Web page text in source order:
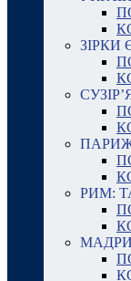
ЗІРКИ
РИМ: